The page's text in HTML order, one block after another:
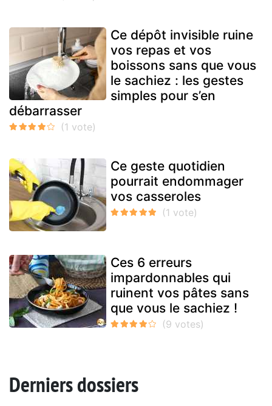
Ce dépôt invisible ruine
vos repas et vos
boissons sans que vous
le sachiez : les gestes
simples pour s’en
débarrasser
Ce geste quotidien
pourrait endommager
vos casseroles
Ces 6 erreurs
impardonnables qui
ruinent vos pâtes sans
que vous le sachiez !
Derniers dossiers